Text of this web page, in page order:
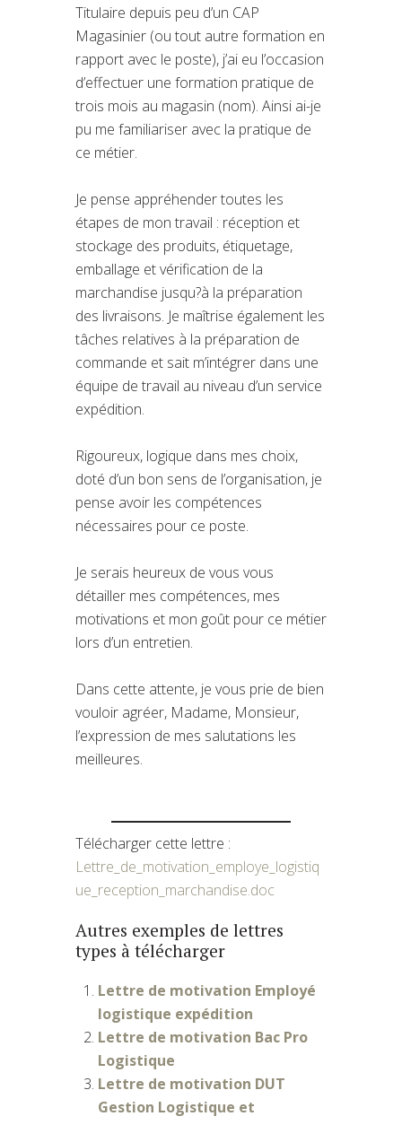
Titulaire depuis peu d’un CAP
Magasinier (ou tout autre formation en
rapport avec le poste), j’ai eu l’occasion
d’effectuer une formation pratique de
trois mois au magasin (nom). Ainsi ai-je
pu me familiariser avec la pratique de
ce métier.
Je pense appréhender toutes les
étapes de mon travail : réception et
stockage des produits, étiquetage,
emballage et vérification de la
marchandise jusqu?à la préparation
des livraisons. Je maîtrise également les
tâches relatives à la préparation de
commande et sait m’intégrer dans une
équipe de travail au niveau d’un service
expédition.
Rigoureux, logique dans mes choix,
doté d’un bon sens de l’organisation, je
pense avoir les compétences
nécessaires pour ce poste.
Je serais heureux de vous vous
détailler mes compétences, mes
motivations et mon goût pour ce métier
lors d’un entretien.
Dans cette attente, je vous prie de bien
vouloir agréer, Madame, Monsieur,
l’expression de mes salutations les
meilleures.
Télécharger cette lettre :
Lettre_de_motivation_employe_logistiq
ue_reception_marchandise.doc
Autres exemples de lettres
types à télécharger
Lettre de motivation Employé
logistique expédition
Lettre de motivation Bac Pro
Logistique
Lettre de motivation DUT
Gestion Logistique et